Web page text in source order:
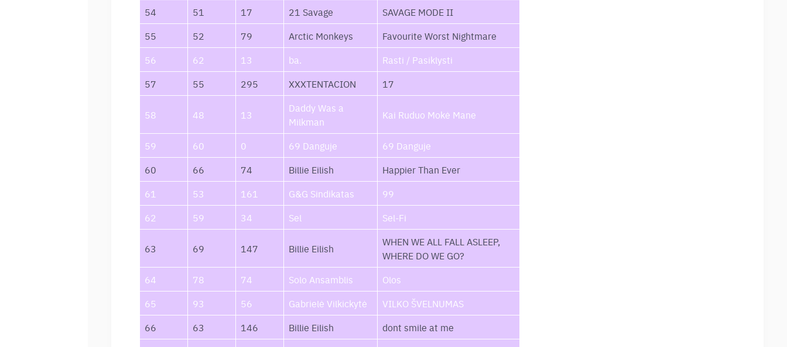
54
51 17 21 Savage
SAVAGE MODE II
55
52 79 Arctic Monkeys
Favourite Worst Nightmare
56
62 13 ba.
Rasti / Pasiklysti
57
55 295 XXXTENTACION 17
58 48 13
Daddy Was a
Milkman
Kai Ruduo Mokė Mane
59 60 0 69 Danguje
69 Danguje
60
66 74 Billie Eilish
Happier Than Ever
61
53 161 G&G Sindikatas
99
62
59 34 Sel Sel-Fi
63 69 147 Billie Eilish
WHEN WE ALL FALL ASLEEP,
WHERE DO WE GO?
64
78 74 Solo Ansamblis
Olos
65
93 56 Gabrielė Vilkickytė
VILKO ŠVELNUMAS
66
63 146 Billie Eilish
dont smile at me